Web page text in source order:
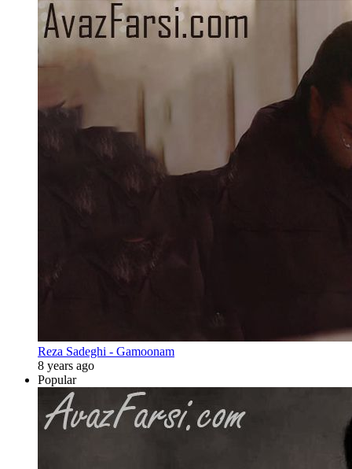
Reza Sadeghi - Gamoonam
8 years ago
Popular